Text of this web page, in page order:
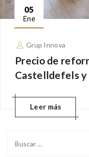
05
Ene
Grup Innova
Precio de
Castelldefels y
Leer más